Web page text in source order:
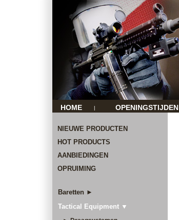
HOME | OPENINGSTIJDEN
NIEUWE PRODUCTEN
HOT PRODUCTS
AANBIEDINGEN
OPRUIMING
Baretten ►
Tactical Equipment ▼